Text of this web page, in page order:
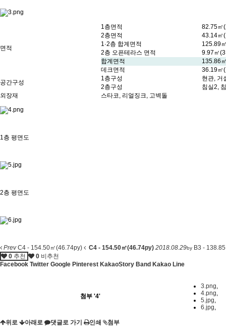
면적
1층면적
82.75㎡
2층면적
43.14㎡
1·2층 합계면적
125.89
2층 오픈테라스 면적
9.97㎡
합계면적
135.86
데크면적
36.19㎡
공간구성
1층구성
현관, 거
2층구성
침실2,
외장재
스타코, 리얼징크, 고벽돌
1층 평면도
2층 평면도
PrevC4 - 154.50㎡(46.74py) C4 - 154.50㎡(46.74py) 2018.08.29by B3 -
0 추천 0 비추천
Facebook Twitter Google Pinterest KakaoStory Band Kakao Line
첨부 '4'
3.png,
4.png,
5.jpg,
6.jpg,
위로 아래로 댓글로 가기 인쇄
첨부